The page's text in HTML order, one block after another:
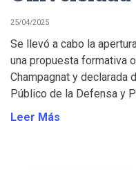
25/04/2025
Se llevó a cabo la
una propuesta formativa
Champagnat y
Público de la Defensa y
Leer Más